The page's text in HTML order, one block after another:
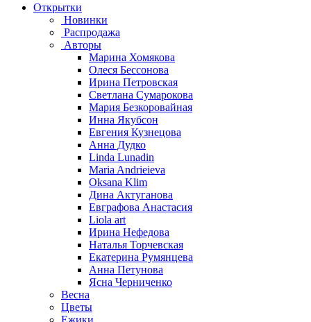
Открытки
Новинки
Распродажа
Авторы
Марина Хомякова
Олеся Бессонова
Ирина Петровская
Светлана Сумарокова
Мария Безкоровайная
Инна Якубсон
Евгения Кузнецова
Анна Дудко
Linda Lunadin
Maria Andrieieva
Oksana Klim
Дина Актуганова
Евграфова Анастасия
Liola art
Ирина Нефедова
Наталья Торчевская
Екатерина Румянцева
Анна Петунова
Ясна Черниченко
Весна
Цветы
Ежики